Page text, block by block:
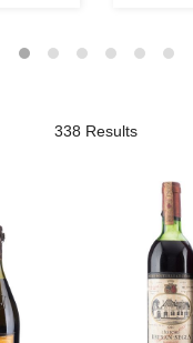
338 Results